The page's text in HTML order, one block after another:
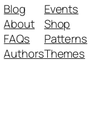
Blog
About
FAQs
Authors
Events
Shop
Patterns
Themes